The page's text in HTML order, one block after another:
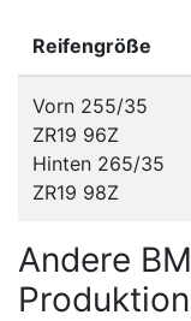
Reifengröße
Vorn 255/35
ZR19 96Z
Hinten 265/35
ZR19 98Z
Andere